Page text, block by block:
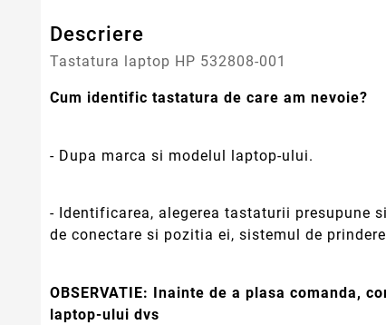
Descriere
Tastatura laptop HP 532808-001
Cum identific tastatura de care am nevoie?
- Dupa marca si modelul laptop-ului.
- Identificarea, alegerea tastaturii presupune
de conectare si pozitia ei, sistemul de
OBSERVATIE: Inainte de a plasa comanda,
laptop-ului dvs